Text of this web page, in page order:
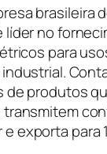
brasileira
líder no
para
de produtos
exporta para